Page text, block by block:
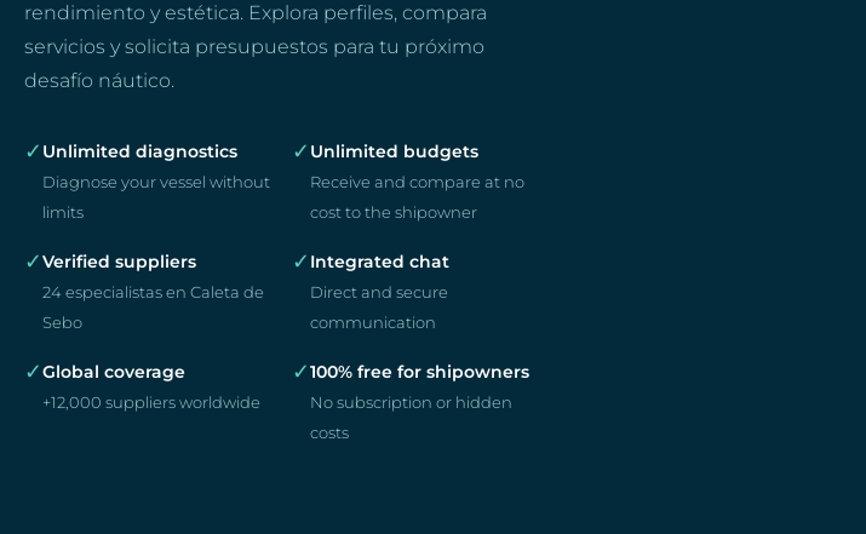
rendimiento y estética. Explora perfiles, compara
servicios y solicita presupuestos para tu próximo
desafío náutico.
✓ Unlimited diagnostics
Diagnose your vessel without
limits
✓ Unlimited budgets
Receive and compare at no
cost to the shipowner
✓Verified suppliers
24 especialistas en Caleta de
Sebo
✓ Integrated chat
Direct and secure
communication
✓Global coverage
+12,000 suppliers worldwide
✓100% free for shipowners
No subscription or hidden
costs